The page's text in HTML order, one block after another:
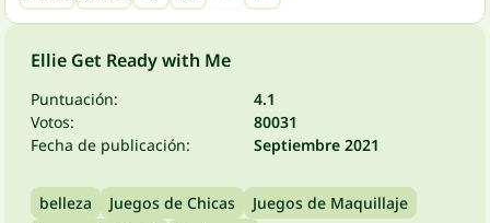
Ellie Get Ready with Me
Puntuación:
4.1
Votos:
80031
Fecha de publicación:
Septiembre 2021
belleza Juegos de Chicas
Juegos de Maquillaje